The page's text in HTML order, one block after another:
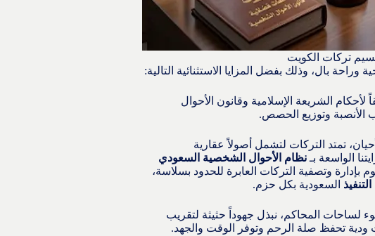
تركات الكويت
وراحة بال، وذلك بفضل المزايا الاستثنائية التالية:
لأحكام الشريعة الإسلامية وقانون الأحوال
الأنصبة وتوزيع الحصص.
تمتد التركات لتشمل أصولاً عقارية
الواسعة بـ نظام الأحوال الشخصية السعودي
بإدارة وتصفية التركات العابرة للحدود بسلاسة،
السعودية بكل حزم.
لساحات المحاكم، نبذل جهوداً حثيثة لتقريب
ودية تحفظ صلة الرحم وتوفر الوقت والجهد.